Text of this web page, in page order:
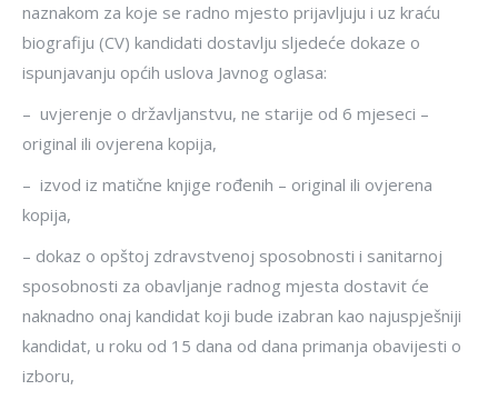
naznakom za koje se radno mjesto prijavljuju i uz kraću
biografiju (CV) kandidati dostavlju sljedeće dokaze o
ispunjavanju općih uslova Javnog oglasa:
– uvjerenje o državljanstvu, ne starije od 6 mjeseci –
original ili ovjerena kopija,
– izvod iz matične knjige rođenih – original ili ovjerena
kopija,
– dokaz o opštoj zdravstvenoj sposobnosti i sanitarnoj
sposobnosti za obavljanje radnog mjesta dostavit će
naknadno onaj kandidat koji bude izabran kao najuspješniji
kandidat, u roku od 15 dana od dana primanja obavijesti o
izboru,